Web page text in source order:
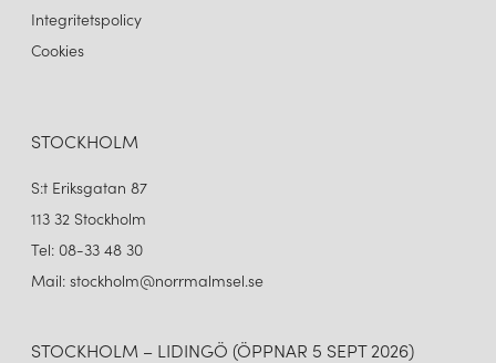
Integritetspolicy
Cookies
STOCKHOLM
S:t Eriksgatan 87
113 32 Stockholm
Tel: 08-33 48 30
Mail: stockholm@norrmalmsel.se
STOCKHOLM – LIDINGÖ (ÖPPNAR 5 SEPT 2026)